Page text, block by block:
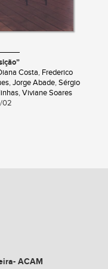
Costa, Frederico
, Jorge Abade, Sérgio
, Viviane Soares
02
ACAM